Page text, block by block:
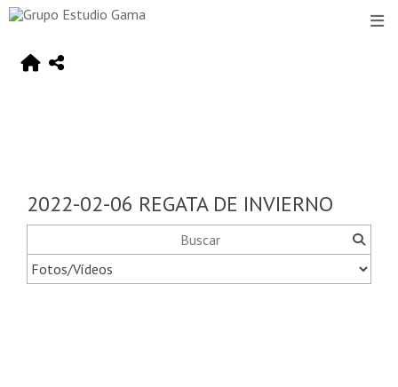
2022-02-06 REGATA DE INVIERNO